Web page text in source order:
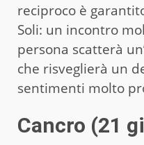
reciproco è
Soli: un incontro
persona scatterà
che risveglierà un
sentimenti molto
Cancro (21